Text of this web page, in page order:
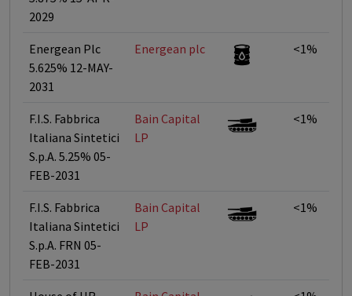
2029
Energean Plc
5.625% 12-MAY-
2031
Energean plc <1%
F.I.S. Fabbrica
Italiana Sintetici
S.p.A. 5.25% 05-
FEB-2031
Bain Capital
LP
<1%
F.I.S. Fabbrica
Italiana Sintetici
S.p.A. FRN 05-
FEB-2031
Bain Capital
LP
<1%